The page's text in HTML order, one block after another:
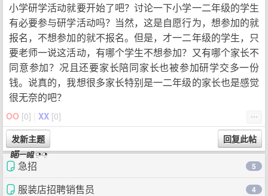
小学研学活动就要开始了吧？讨论一下小学一二年级的学生
有必要参与研学活动吗？当然，这是自愿行为，想参加的就
报名，不想参加的就不报名。但是，才一二年级的学生，只
要老师一说这活动，有哪个学生不想参加？又有哪个家长不
同意参加？况且还要家长陪同家长也被参加研学交多一份
钱。说真的，我想很多家长特别是一二年级的家长也是感觉
很无奈的吧？
⋯
OO [0] XX [0]
急招 5
服装店招聘销售员 4